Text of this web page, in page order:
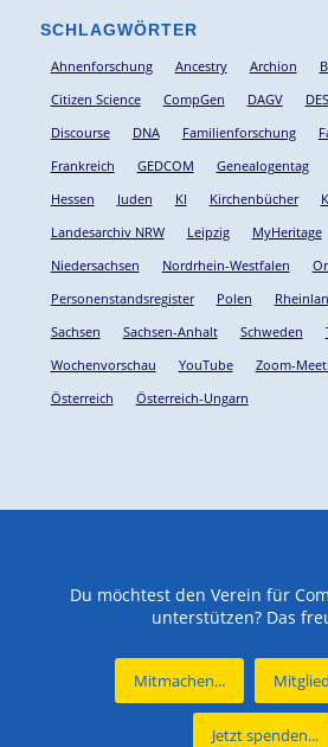
SCHLAGWÖRTER
Ahnenforschung Ancestry Archion
Citizen Science
CompGen DAGV DES
Discourse
DNA Familienforschung
Frankreich
GEDCOM Genealogentag
Hessen
Juden KI Kirchenbücher
Landesarchiv NRW
Leipzig MyHeritage
Niedersachsen
Nordrhein-Westfalen
Personenstandsregister
Polen
Sachsen
Sachsen-Anhalt Schweden
Wochenvorschau
YouTube Zoom-
Österreich
Österreich-Ungarn
Du möchtest den Verein für
unterstützen? Das
Mitmachen...
Jetzt spenden...